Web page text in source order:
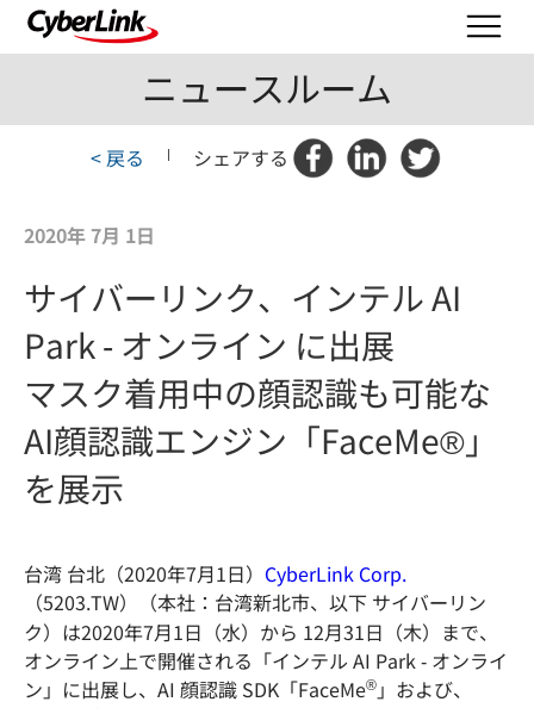
ニュースルーム
< 戻る | シェアする
2020年 7月 1日
サイバーリンク、インテル AI
Park - オンライン に出展
マスク着用中の顔認識も可能な
AI顔認識エンジン「FaceMe®」
を展示
台湾 台北（2020年7月1日） CyberLink Corp.
（5203.TW）（本社：台湾新北市、以下 サイバーリン
ク）は2020年7月1日（水）から 12月31日（木）まで、
オンライン上で開催される「インテル AI Park - オンライ
ン」に出展し、AI 顔認識 SDK「FaceMe® 」および、